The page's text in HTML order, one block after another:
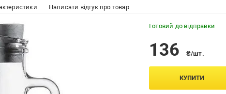
Написати відгук про товар
Готовий до відправки
136 ₴/шт.
КУПИТИ